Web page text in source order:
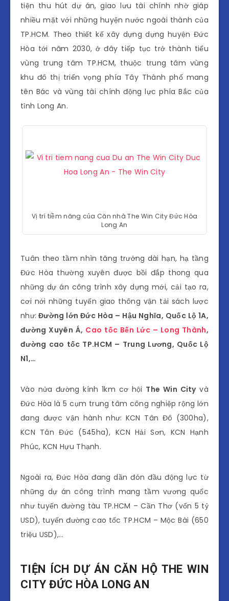
tiện thu hút dự án, giao lưu tài chính nhờ giáp
nhiều mặt với những huyện nước ngoài thành của
TP.HCM. Theo thiết kế xây dựng dựng huyện Đức
Hòa tới năm 2030, ở đây tiếp tục trở thành tiểu
vùng trung tâm TP.HCM, thuộc trung tâm vùng
khu đô thị triển vọng phía Tây Thành phố mang
tên Bác và vùng tài chính động lực phía Bắc của
tỉnh Long An.
Vị trí tiềm năng của Căn nhà The Win City Đức Hòa
Long An
Tuân theo tầm nhìn tăng trưởng dài hạn, hạ tầng
Đức Hòa thường xuyên được bồi đắp thong qua
những dự án công trình xây dựng mới, cải tạo ra,
cơi nới những tuyến giao thông vận tải sách lược
như: Đường lớn Đức Hòa – Hậu Nghĩa, Quốc Lộ 1A,
đường Xuyên Á, Cao tốc Bến Lức – Long Thành,
đường cao tốc TP.HCM – Trung Lương, Quốc Lộ
N1,…
Vào nửa đường kính 1km cơ hội The Win Cityvà
Đức Hòa là 5 cụm trung tâm công nghiệp rộng lớn
đang được vận hành như: KCN Tân Đô (300ha),
KCN Tân Đức (545ha), KCN Hải Sơn, KCN Hạnh
Phúc, KCN Hựu Thạnh.
Ngoài ra, Đức Hòa đang dần đón đầu động lực từ
những dự án công trình mang tầm vương quốc
như tuyến đường tàu TP.HCM – Cần Thơ (vốn 5 tỷ
USD), tuyến đường cao tốc TP.HCM – Mộc Bài (650
triệu USD),…
TIỆN ÍCH DỰ ÁN CĂN HỘ THE WIN
CITY ĐỨC HÒA LONG AN